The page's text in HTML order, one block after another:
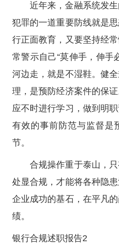
近年来，金融系统发
犯罪的一道重要防线就是
行正面教育，又要坚持经
常警示自己“莫伸手，伸手
河边走，就是不湿鞋。健
理，是预防经济案件的保
应不时进行学习，做到明
有效的事前防范与监督是
节。
合规操作重于泰山，
处显合规，才能将各种隐
企业成功的基石，在平凡
绩。
银行合规述职报告2